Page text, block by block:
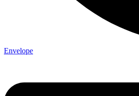
Envelope